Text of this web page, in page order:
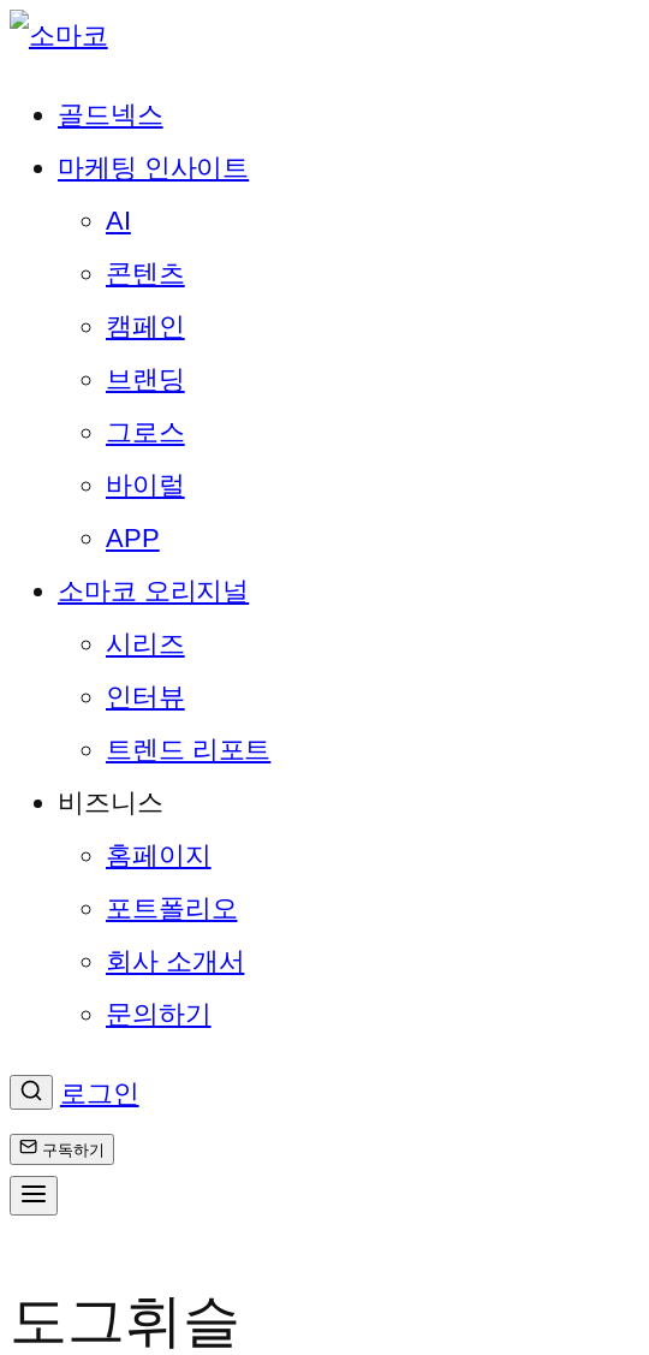
골드넥스
마케팅 인사이트
AI
콘텐츠
캠페인
브랜딩
그로스
바이럴
APP
소마코 오리지널
시리즈
인터뷰
트렌드 리포트
비즈니스
홈페이지
포트폴리오
회사 소개서
문의하기
로그인
구독하기
텐
도그휘슬